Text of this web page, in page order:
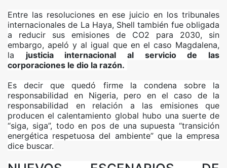
Entre las resoluciones en ese juicio en los tribunales
internacionales de La Haya, Shell también fue obligada
a reducir sus emisiones de CO2 para 2030, sin
embargo, apeló y al igual que en el caso Magdalena,
la justicia internacional al servicio de las
corporaciones le dio la razón.
Es decir que quedó firme la condena sobre la
responsabilidad en Nigeria, pero en el caso de la
responsabilidad en relación a las emisiones que
producen el calentamiento global hubo una suerte de
“siga, siga”, todo en pos de una supuesta “transición
energética respetuosa del ambiente” que la empresa
dice buscar.